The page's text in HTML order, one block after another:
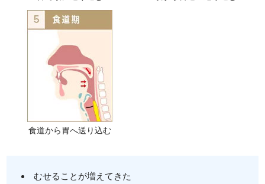
食道から胃へ送り込む
むせることが増えてきた